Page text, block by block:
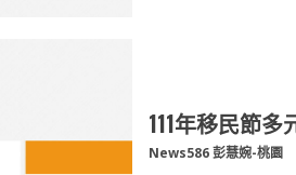
111年移民節
News586 彭慧婉-桃園